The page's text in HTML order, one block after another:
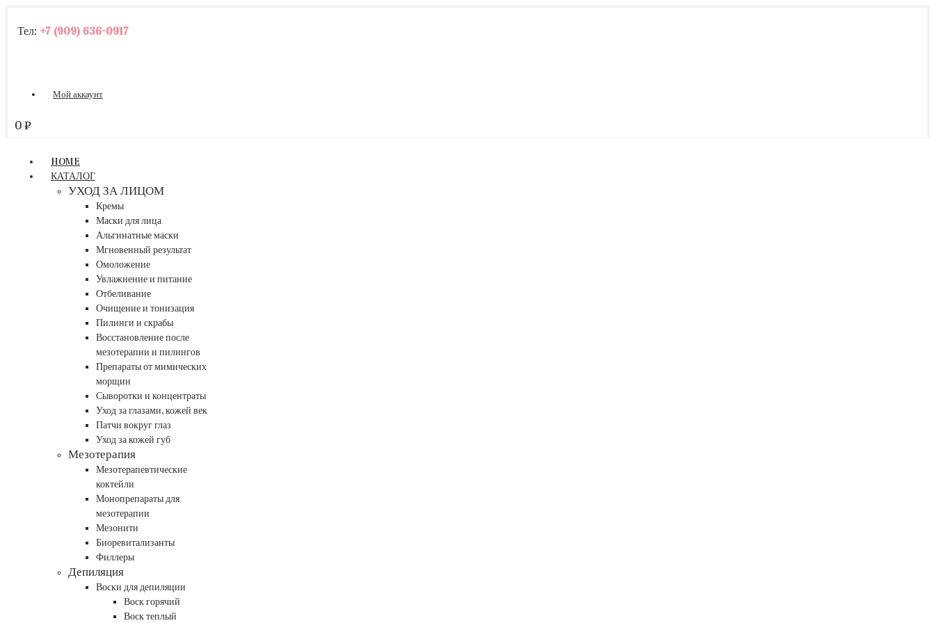
Тел: +7 (909) 636-0917
Мой аккаунт
0₽
HOME
КАТАЛОГ
УХОД ЗА ЛИЦОМ
Кремы
Маски для лица
Альгинатные маски
Мгновенный результат
Омоложение
Увлажнение и питание
Отбеливание
Очищение и тонизация
Пилинги и скрабы
Восстановление после
мезотерапии и пилингов
Препараты от мимических
морщин
Сыворотки и концентраты
Уход за глазами, кожей век
Патчи вокруг глаз
Уход за кожей губ
Мезотерапия
Мезотерапевтические
коктейли
Монопрепараты для
мезотерапии
Мезонити
Биоревитализанты
Филлеры
Депиляция
Воски для депиляции
Воск горячий
Воск теплый